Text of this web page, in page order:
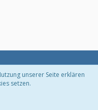
unserer Seite erklären
setzen.